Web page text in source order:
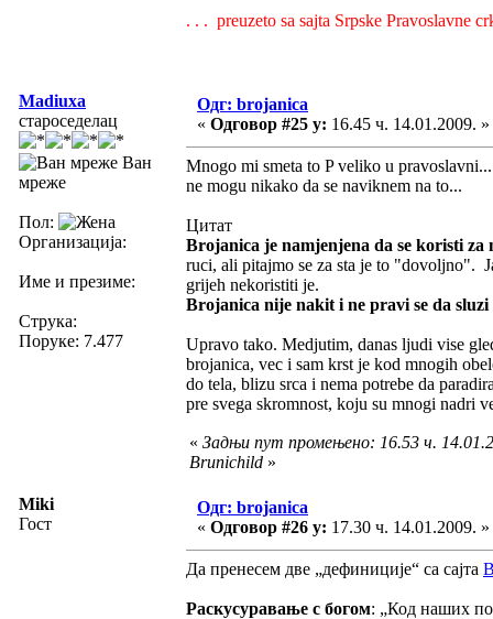
. . . preuzeto sa sajta Srpske Pravoslavne
Madiuxa
староседелац
Ван
мреже
Пол:
Организација:
Име и презиме:
Струка:
Поруке: 7.477
Одг: brojanica
« Одговор #25 у: 16.45 ч. 14.01.2009. »
Mnogo mi smeta to P veliko u
ne mogu nikako da se naviknem na to...
Цитат
Brojanica je namjenjena da se koristi za
ruci, ali pitajmo se za sta je to "dovoljno".
grijeh nekoristiti je.
Brojanica nije nakit i ne pravi se da
Upravo tako. Medjutim, danas ljudi vise
brojanica, vec i sam krst je kod mnogih
do tela, blizu srca i nema potrebe da
pre svega skromnost, koju su mnogi nadri
« Задњи пут промењено: 16.53 ч.
Brunichild »
Miki
Гост
Одг: brojanica
« Одговор #26 у: 17.30 ч. 14.01.2009. »
Да пренесем две „дефиниције“ са сајта
Раскусуравање с богом: „Код наших